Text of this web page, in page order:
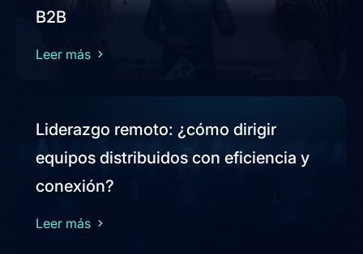
B2B
Leer más
Liderazgo remoto: ¿cómo dirigir
equipos distribuidos con eficiencia y
conexión?
Leer más